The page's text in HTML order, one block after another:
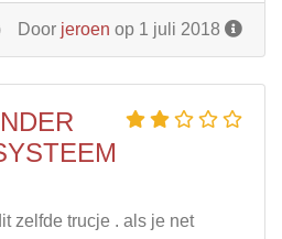
Door jeroen op 1 juli 2018
zelfde trucje . als je net